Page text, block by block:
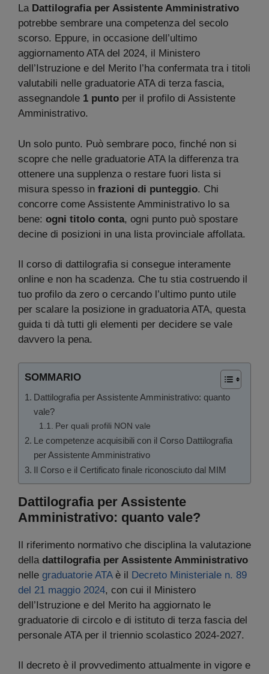
La Dattilografia per Assistente Amministrativo
potrebbe sembrare una competenza del secolo
scorso. Eppure, in occasione dell’ultimo
aggiornamento ATA del 2024, il Ministero
dell’Istruzione e del Merito l’ha confermata tra i titoli
valutabili nelle graduatorie ATA di terza fascia,
assegnandole 1 punto per il profilo di Assistente
Amministrativo.
Un solo punto. Può sembrare poco, finché non si
scopre che nelle graduatorie ATA la differenza tra
ottenere una supplenza o restare fuori lista si
misura spesso in frazioni di punteggio. Chi
concorre come Assistente Amministrativo lo sa
bene: ogni titolo conta, ogni punto può spostare
decine di posizioni in una lista provinciale affollata.
Il corso di dattilografia si consegue interamente
online e non ha scadenza. Che tu stia costruendo il
tuo profilo da zero o cercando l’ultimo punto utile
per scalare la posizione in graduatoria ATA, questa
guida ti dà tutti gli elementi per decidere se vale
davvero la pena.
SOMMARIO
Dattilografia per Assistente Amministrativo: quanto
vale?
Per quali profili NON vale
Le competenze acquisibili con il Corso Dattilografia
per Assistente Amministrativo
Il Corso e il Certificato finale riconosciuto dal MIM
Dattilografia per Assistente
Amministrativo: quanto vale?
Il riferimento normativo che disciplina la valutazione
della dattilografia per Assistente Amministrativo
nelle graduatorie ATAè il Decreto Ministeriale n. 89
del 21 maggio 2024, con cui il Ministero
dell’Istruzione e del Merito ha aggiornato le
graduatorie di circolo e di istituto di terza fascia del
personale ATA per il triennio scolastico 2024-2027.
Il decreto è il provvedimento attualmente in vigore e